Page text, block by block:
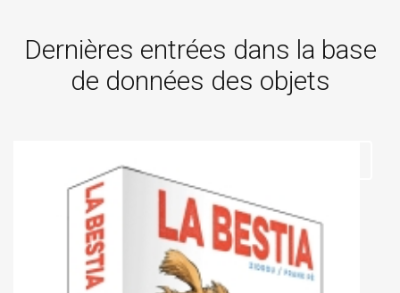
Dernières entrées dans la base
de données des objets